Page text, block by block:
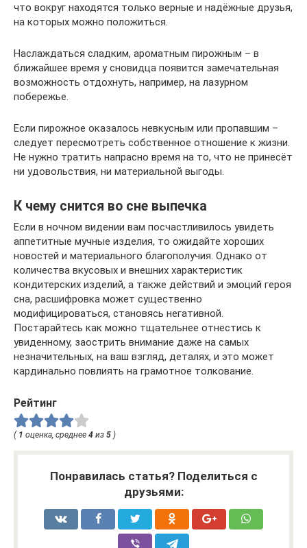
что вокруг находятся только верные и надёжные друзья,
на которых можно положиться.
Наслаждаться сладким, ароматным пирожным – в
ближайшее время у сновидца появится замечательная
возможность отдохнуть, например, на лазурном
побережье.
Если пирожное оказалось невкусным или пропавшим –
следует пересмотреть собственное отношение к жизни.
Не нужно тратить напрасно время на то, что не принесёт
ни удовольствия, ни материальной выгоды.
К чему снится во сне выпечка
Если в ночном видении вам посчастливилось увидеть
аппетитные мучные изделия, то ожидайте хороших
новостей и материального благополучия. Однако от
количества вкусовых и внешних характеристик
кондитерских изделий, а также действий и эмоций героя
сна, расшифровка может существенно
модифицироваться, становясь негативной.
Постарайтесь как можно тщательнее отнестись к
увиденному, заострить внимание даже на самых
незначительных, на ваш взгляд, деталях, и это может
кардинально повлиять на грамотное толкование.
Рейтинг
( 1 оценка, среднее 4 из 5 )
Понравилась статья? Поделиться с
друзьями: